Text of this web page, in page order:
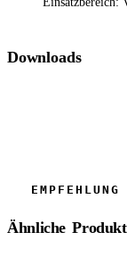
Downloads
Ähnliche